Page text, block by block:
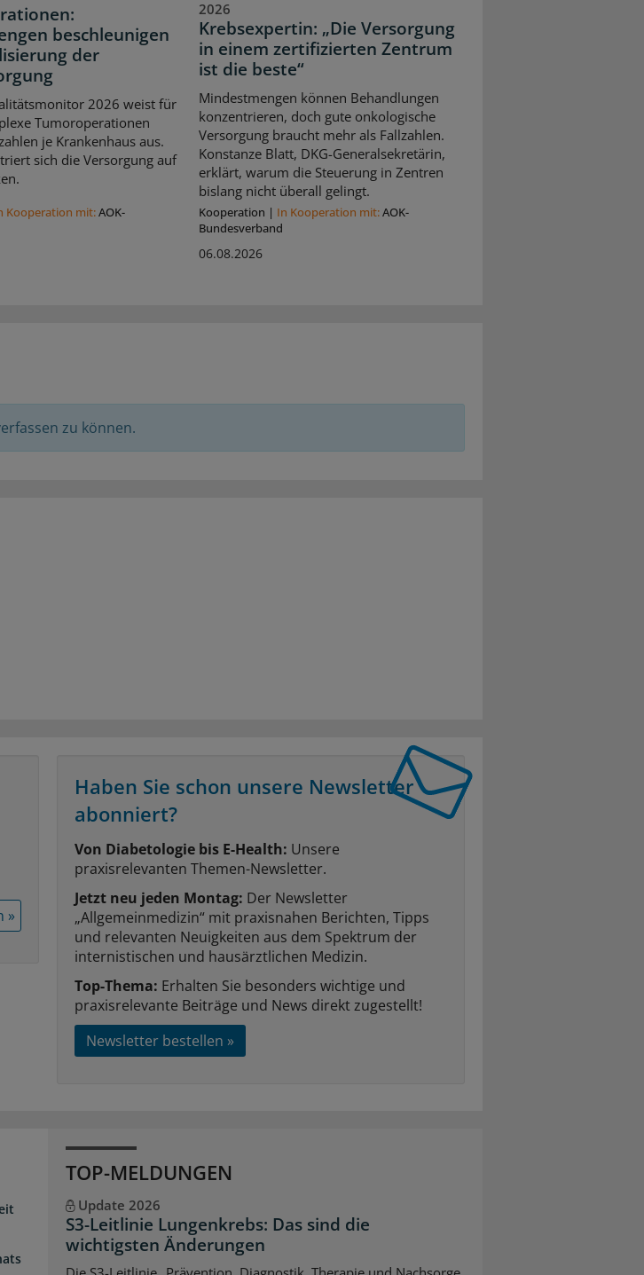
beschleunigen
der
2026 weist für
Tumoroperationen
je Krankenhaus aus.
sich die Versorgung auf
Kooperation mit:AOK-
2026
Krebsexpertin: „Die Versorgung
in einem zertifizierten Zentrum
ist die beste“
Mindestmengen können Behandlungen
konzentrieren, doch gute onkologische
Versorgung braucht mehr als Fallzahlen.
Konstanze Blatt, DKG-Generalsekretärin,
erklärt, warum die Steuerung in Zentren
bislang nicht überall gelingt.
Kooperation | In Kooperation mit:AOK-
Bundesverband
06.08.2026
zu können.
»
Haben Sie schon unsere Newsletter
abonniert?
Von Diabetologie bis E-Health: Unsere
praxisrelevanten Themen-Newsletter.
Jetzt neu jeden Montag: Der Newsletter
„Allgemeinmedizin“ mit praxisnahen Berichten, Tipps
und relevanten Neuigkeiten aus dem Spektrum der
internistischen und hausärztlichen Medizin.
Top-Thema: Erhalten Sie besonders wichtige und
praxisrelevante Beiträge und News direkt zugestellt!
Newsletter bestellen »
TOP-MELDUNGEN
Update 2026
S3-Leitlinie Lungenkrebs: Das sind die
wichtigsten Änderungen